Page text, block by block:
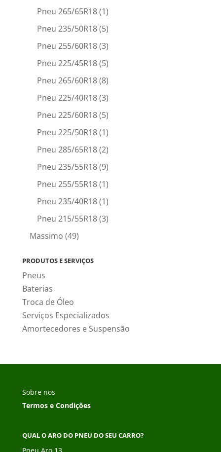
Pneu 265/65R18(1)
Pneu 235/50R18(5)
Pneu 255/60R18(3)
Pneu 225/45R18(5)
Pneu 265/60R18(8)
Pneu 225/40R18(3)
Pneu 225/60R18(5)
Pneu 225/50R18(1)
Pneu 285/65R18(2)
Pneu 235/55R18(9)
Pneu 255/55R18(1)
Pneu 235/40R18(1)
Pneu 215/55R18(3)
Massimo (49)
PRODUTOS E SERVIÇOS
Pneus
Baterias
Troca de Óleo
Serviços Especializados
Amortecedores e Suspensão
Sobre nos
Termos e Condições
QUAL O ARO DO PNEU DO SEU CARRO?